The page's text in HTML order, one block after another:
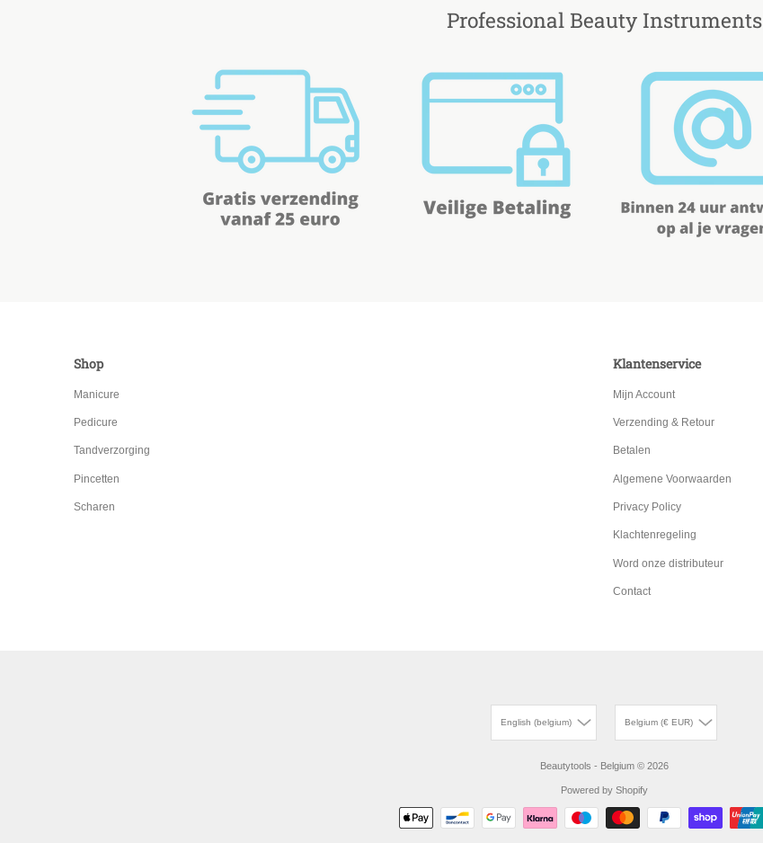
Professional Beauty Instruments
Shop
Manicure
Pedicure
Tandverzorging
Pincetten
Scharen
Klantenservice
Mijn Account
Verzending & Retour
Betalen
Algemene Voorwaarden
Privacy Policy
Klachtenregeling
Word onze distributeur
Contact
English (belgium) Belgium (€ EUR)
Beautytools - Belgium© 2026
Powered by Shopify